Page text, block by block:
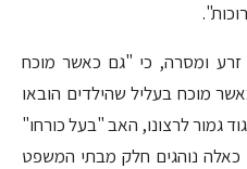
זרע ומסרה, כי "גם כאשר מוכח
מוכח בעליל שהילדים הובאו
גמור לרצונו, האב "בעל כורחו"
כאלה נוהגים חלק מבתי המשפט